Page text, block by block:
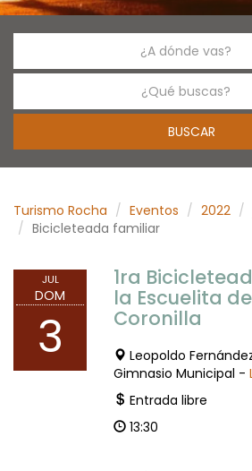
¿A dónde vas?
¿Qué buscas?
Turismo Rocha Eventos 2022
Bicicleteada familiar
JUL
DOM
3
1ra
la Escuelita
Coronilla
Leopoldo
Gimnasio Municipal -
Entrada libre
13:30